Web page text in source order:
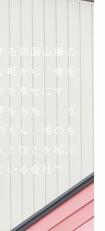
る四国山脈の
町から「食を
を幸せにす
をもち、「う
もん、地のも
とひとを結ぶ
いる会社で